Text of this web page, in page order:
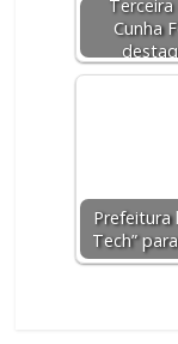
Cunha
Prefeitura
Tech”